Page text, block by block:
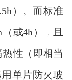
）。而标准
或4h），且
性（即相当
单片防火玻